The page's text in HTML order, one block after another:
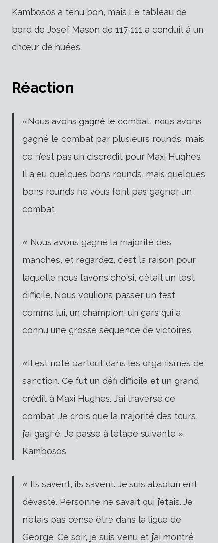
Kambosos a tenu bon, mais Le tableau de
bord de Josef Mason de 117-111 a conduit à un
chœur de huées.
Réaction
«Nous avons gagné le combat, nous avons
gagné le combat par plusieurs rounds, mais
ce n’est pas un discrédit pour Maxi Hughes.
Il a eu quelques bons rounds, mais quelques
bons rounds ne vous font pas gagner un
combat.
« Nous avons gagné la majorité des
manches, et regardez, c’est la raison pour
laquelle nous l’avons choisi, c’était un test
difficile. Nous voulions passer un test
comme lui, un champion, un gars qui a
connu une grosse séquence de victoires.
«Il est noté partout dans les organismes de
sanction. Ce fut un défi difficile et un grand
crédit à Maxi Hughes. J’ai traversé ce
combat. Je crois que la majorité des tours,
j’ai gagné. Je passe à l’étape suivante »,
Kambosos
« Ils savent, ils savent. Je suis absolument
dévasté. Personne ne savait qui j’étais. Je
n’étais pas censé être dans la ligue de
George. Ce soir, je suis venu et j’ai montré